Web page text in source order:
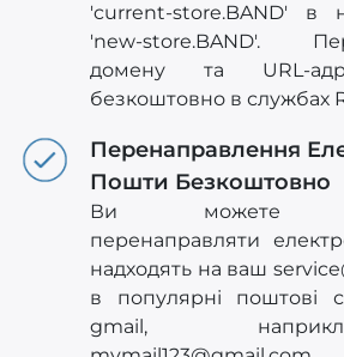
'current-store.BAND' в
'new-store.BAND'.
домену та URL-
безкоштовно в службах
Перенаправлення
Пошти Безкоштовно
Ви можете
перенаправляти
надходять на ваш
в популярні поштові
gmail,